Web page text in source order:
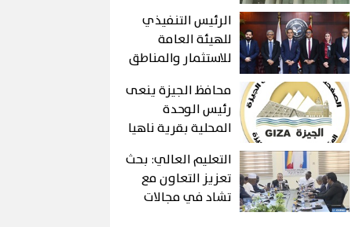
التابعة لها إلكترونيًا
عبر تطبيق «سهل»
الرئيس التنفيذي
للهيئة العامة
للاستثمار والمناطق
جمهورية باكستان
لدى مصر يبحثان
سبل تعزيز التعاون
الاستثماري بين
البلدين
محافظ الجيزة ينعى
رئيس الوحدة
المحلية بقرية ناهيا
أثناء أداء واجبه
التعليم العالي: بحث
تعزيز التعاون مع
تشاد في مجالات